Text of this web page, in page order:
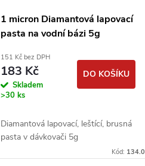
1 micron Diamantová lapovací
pasta na vodní bázi 5g
151 Kč bez DPH
183 Kč
Skladem
>30 ks
DO KOŠÍKU
Diamantová lapovací, leštící, brusná
pasta v dávkovači 5g
Kód: 134.0